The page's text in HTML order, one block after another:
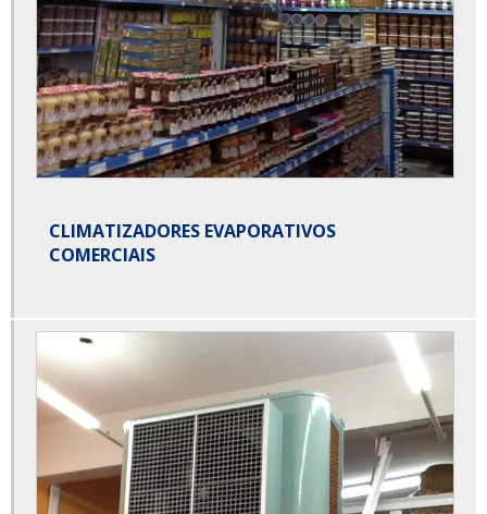
CLIMATIZADORES EVAPORATIVOS
COMERCIAIS